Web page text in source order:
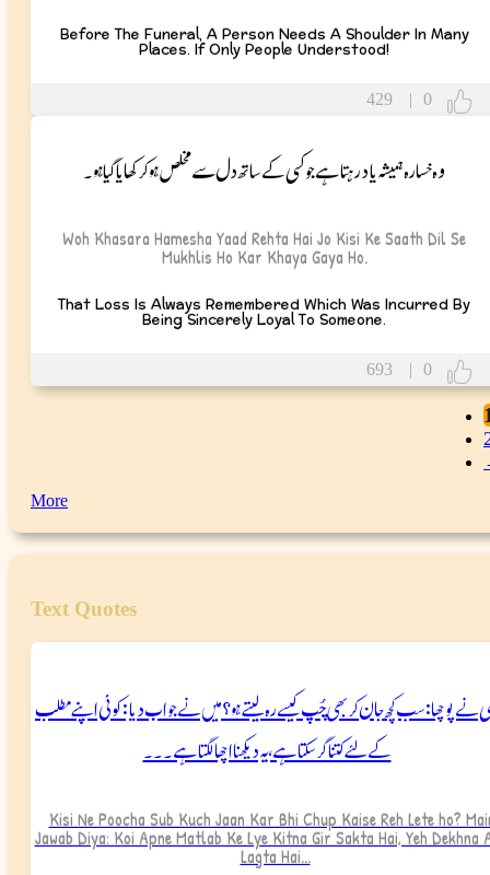
Before The Funeral, A Person Needs A Shoulder In Many
Places. If Only People Understood!
429 | 0
وہ خسارہ ہمیشہ یاد رہتا ہے جو کسی کے ساتھ دل سے مخلص ہو کر کھایا گیا ہو۔
Woh Khasara Hamesha Yaad Rehta Hai Jo Kisi Ke Saath Dil Se
Mukhlis Ho Kar Khaya Gaya Ho.
That Loss Is Always Remembered Which Was Incurred By
Being Sincerely Loyal To Someone.
693 | 0
More
Text Quotes
نے پوچھا : سب کچھ جان کر بھی چُپ کیسے رہ لیتے ہو؟ میں نے جواب دیا: کوئی اپنے مطلب
کے لئے کتنا گر سکتا ہے، یہ دیکھنا اچھا لگتا ہے۔۔۔
Kisi Ne Poocha Sub Kuch Jaan Kar Bhi Chup Kaise Reh Lete ho?
Jawab Diya: Koi Apne Matlab Ke Lye Kitna Gir Sakta Hai, Yeh Dekhna
Lagta Hai...